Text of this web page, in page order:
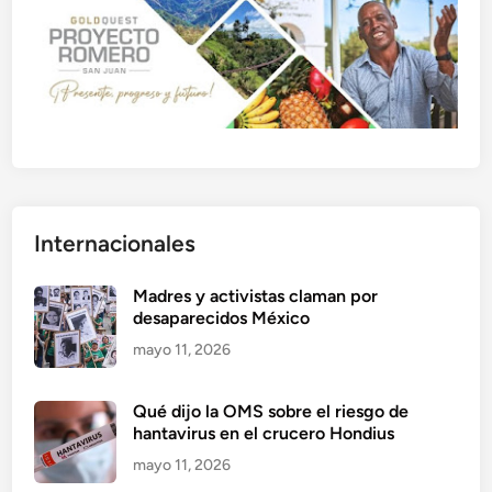
Internacionales
Madres y activistas claman por
desaparecidos México
mayo 11, 2026
Qué dijo la OMS sobre el riesgo de
hantavirus en el crucero Hondius
mayo 11, 2026